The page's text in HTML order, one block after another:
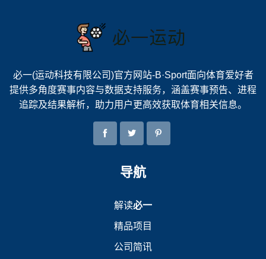
必一(运动科技有限公司)官方网站-B·Sport面向体育爱好者
提供多角度赛事内容与数据支持服务，涵盖赛事预告、进程
追踪及结果解析，助力用户更高效获取体育相关信息。
导航
解读必一
精品项目
公司简讯